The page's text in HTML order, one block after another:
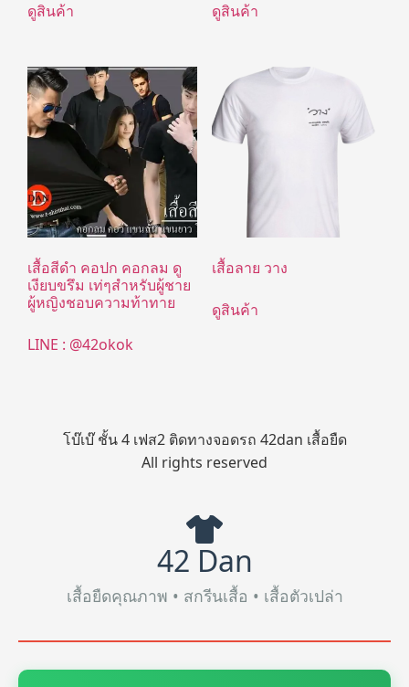
ดูสินค้า ดูสินค้า
เสื้อสีดำ คอปก คอกลม ดู
เงียบขรึม เท่ๆสำหรับผู้ชาย
ผู้หญิงชอบความท้าทาย
LINE : @42okok
เสื้อลาย วาง
ดูสินค้า
โบ๊เบ๊ ชั้น 4 เฟส2 ติดทางจอดรถ 42dan เสื้อยืด
All rights reserved
42 Dan
เสื้อยืดคุณภาพ • สกรีนเสื้อ • เสื้อตัวเปล่า